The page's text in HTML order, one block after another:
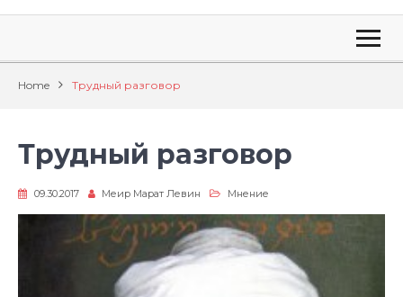
Home Трудный разговор
Трудный разговор
09.30.2017 Меир Марат Левин Мнение